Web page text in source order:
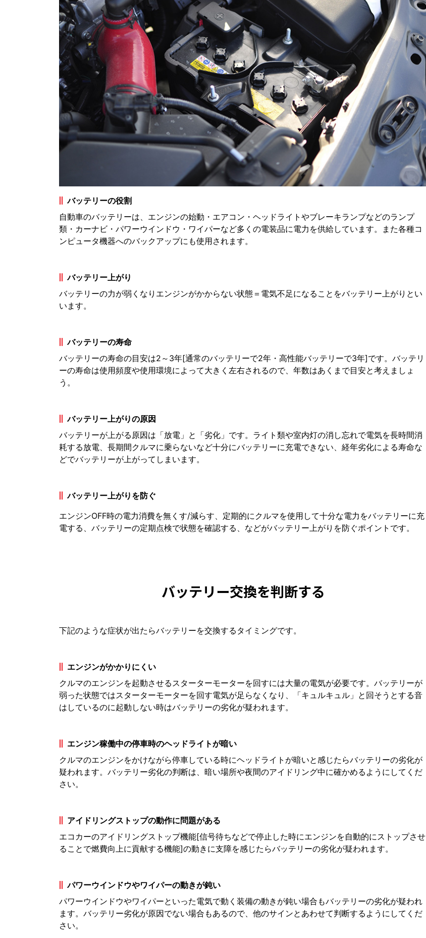
バッテリーの役割
自動車のバッテリーは、エンジンの始動・エアコン・ヘッドライトやブレーキランプなどのランプ
類・カーナビ・パワーウインドウ・ワイパーなど多くの電装品に電力を供給しています。また各種コ
ンピュータ機器へのバックアップにも使用されます。
バッテリー上がり
バッテリーの力が弱くなりエンジンがかからない状態＝電気不足になることをバッテリー上がりとい
います。
バッテリーの寿命
バッテリーの寿命の目安は2～3年[通常のバッテリーで2年・高性能バッテリーで3年]です。バッテリ
ーの寿命は使用頻度や使用環境によって大きく左右されるので、年数はあくまで目安と考えましょ
う。
バッテリー上がりの原因
バッテリーが上がる原因は「放電」と「劣化」です。ライト類や室内灯の消し忘れで電気を長時間消
耗する放電、長期間クルマに乗らないなど十分にバッテリーに充電できない、経年劣化による寿命な
どでバッテリーが上がってしまいます。
バッテリー上がりを防ぐ
エンジンOFF時の電力消費を無くす/減らす、定期的にクルマを使用して十分な電力をバッテリーに充
電する、バッテリーの定期点検で状態を確認する、などがバッテリー上がりを防ぐポイントです。
バッテリー交換を判断する
下記のような症状が出たらバッテリーを交換するタイミングです。
エンジンがかかりにくい
クルマのエンジンを起動させるスターターモーターを回すには大量の電気が必要です。バッテリーが
弱った状態ではスターターモーターを回す電気が足らなくなり、「キュルキュル」と回そうとする音
はしているのに起動しない時はバッテリーの劣化が疑われます。
エンジン稼働中の停車時のヘッドライトが暗い
クルマのエンジンをかけながら停車している時にヘッドライトが暗いと感じたらバッテリーの劣化が
疑われます。バッテリー劣化の判断は、暗い場所や夜間のアイドリング中に確かめるようにしてくだ
さい。
アイドリングストップの動作に問題がある
エコカーのアイドリングストップ機能[信号待ちなどで停止した時にエンジンを自動的にストップさせ
ることで燃費向上に貢献する機能]の動きに支障を感じたらバッテリーの劣化が疑われます。
パワーウインドウやワイパーの動きが鈍い
パワーウインドウやワイパーといった電気で動く装備の動きが鈍い場合もバッテリーの劣化が疑われ
ます。バッテリー劣化が原因でない場合もあるので、他のサインとあわせて判断するようにしてくだ
さい。